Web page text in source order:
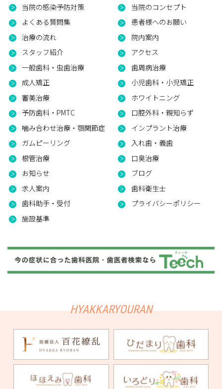
当院の感染予防対策
当院のコンセプト
よくある質問集
患者様へのお願い
治療の流れ
院内案内
スタッフ紹介
アクセス
一般歯科・虫歯治療
歯周病治療
成人矯正
小児歯科・小児矯正
審美治療
ホワイトニング
予防歯科・PMTC
口腔外科・親知らず
噛み合わせ治療・顎関節症
インプラント治療
ガムピーリング
入れ歯・義歯
根管治療
口臭治療
お知らせ
ブログ
求人案内
歯科衛生士
歯科助手・受付
プライバシーポリシー
施設基準